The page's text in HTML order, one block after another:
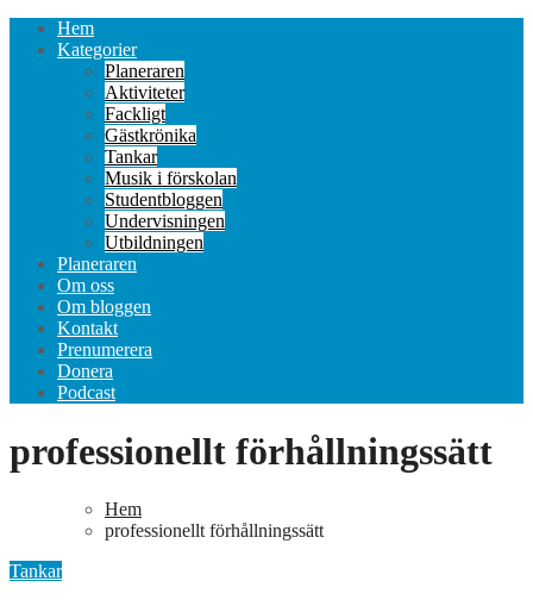
Hem
Kategorier
Planeraren
Aktiviteter
Fackligt
Gästkrönika
Tankar
Musik i förskolan
Studentbloggen
Undervisningen
Utbildningen
Planeraren
Om oss
Om bloggen
Kontakt
Prenumerera
Donera
Podcast
professionellt förhållningssätt
Hem
professionellt förhållningssätt
Tankar